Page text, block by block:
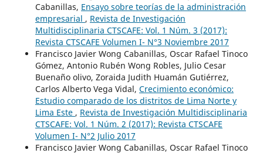
Cabanillas, Ensayo sobre teorías de la administración
empresarial , Revista de Investigación
Multidisciplinaria CTSCAFE: Vol. 1 Núm. 3 (2017):
Revista CTSCAFE Volumen I- N°3 Noviembre 2017
Francisco Javier Wong Cabanillas, Oscar Rafael Tinoco
Gómez, Antonio Rubén Wong Robles, Julio Cesar
Buenaño olivo, Zoraida Judith Huamán Gutiérrez,
Carlos Alberto Vega Vidal, Crecimiento económico:
Estudio comparado de los distritos de Lima Norte y
Lima Este , Revista de Investigación Multidisciplinaria
CTSCAFE: Vol. 1 Núm. 2 (2017): Revista CTSCAFE
Volumen I- N°2 Julio 2017
Francisco Javier Wong Cabanillas, Oscar Rafael Tinoco